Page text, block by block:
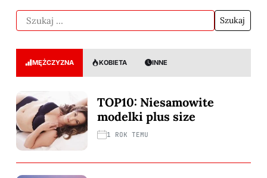
MĘŻCZYZNA KOBIETA INNE
TOP10: Niesamowite
modelki plus size
1 ROK TEMU